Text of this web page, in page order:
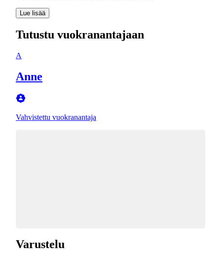
Lue lisää
Tutustu vuokranantajaan
A
Anne
Vahvistettu vuokranantaja
Varustelu